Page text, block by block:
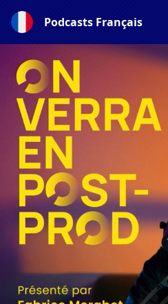
Podcasts Français